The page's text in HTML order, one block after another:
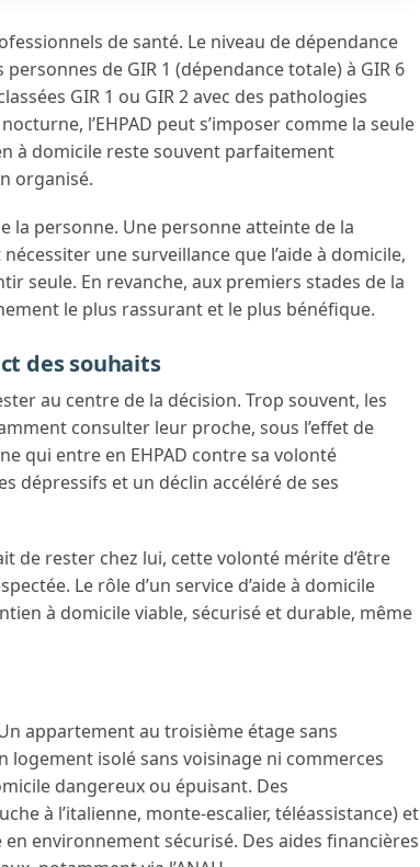
de santé. Le niveau de dépendance
de GIR 1 (dépendance totale) à GIR 6
GIR 1 ou GIR 2 avec des pathologies
l’EHPAD peut s’imposer comme la seule
à domicile reste souvent parfaitement
organisé.
la personne. Une personne atteinte de la
une surveillance que l’aide à domicile,
seule. En revanche, aux premiers stades de la
le plus rassurant et le plus bénéfique.
des souhaits
au centre de la décision. Trop souvent, les
consulter leur proche, sous l’effet de
qui entre en EHPAD contre sa volonté
dépressifs et un déclin accéléré de ses
de rester chez lui, cette volonté mérite d’être
Le rôle d’un service d’aide à domicile
à domicile viable, sécurisé et durable, même
appartement au troisième étage sans
logement isolé sans voisinage ni commerces
dangereux ou épuisant. Des
à l’italienne, monte-escalier, téléassistance) et
environnement sécurisé. Des aides financières